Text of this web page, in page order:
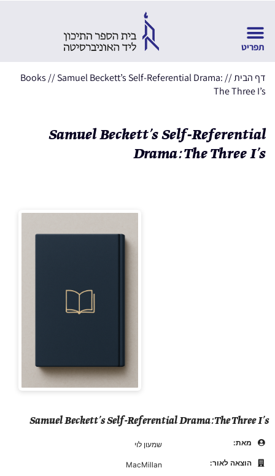
דף הבית//
Books //Samuel Beckett’s Self-Referential Drama:
The Three I’s
Samuel Beckett’s Self-Referential
Drama: The Three I’s
Samuel Beckett’s Self-Referential Drama: The Three I’s
מאת:
שמעון לוי
הוצאה לאור:
MacMillan